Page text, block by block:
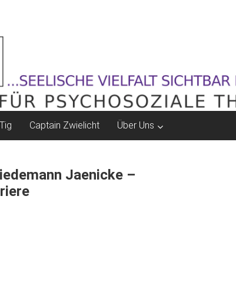
Captain Zwielicht Über Uns
Jaenicke –